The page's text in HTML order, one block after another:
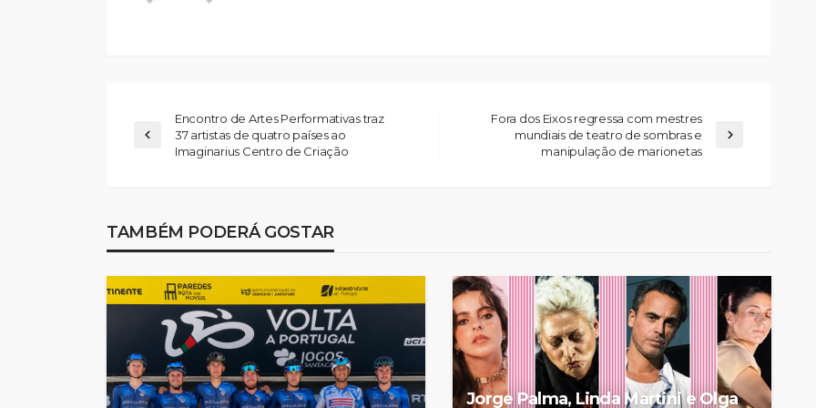
Encontro de Artes Performativas traz
37 artistas de quatro países ao
Imaginarius Centro de Criação
Fora dos Eixos regressa com mestres
mundiais de teatro de sombras e
manipulação de marionetas
TAMBÉM PODERÁ GOSTAR
Jorge Palma, Linda Martini e Olga
no relvado do Marcolino
Rádio Sintonia 2 dias atrás Rádio Sintonia 7 horas atrás